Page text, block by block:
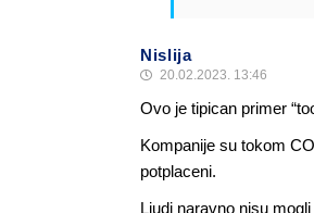
Nislija
20.02.2023. 13:46
Ovo je tipican primer
Kompanije su tokom
potplaceni.
Ljudi naravno nisu